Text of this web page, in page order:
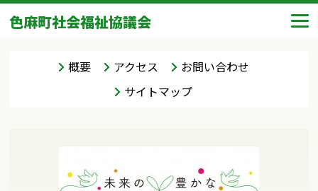
色麻町社会福祉協議会
概要 アクセス
お問い合わせ
サイトマップ